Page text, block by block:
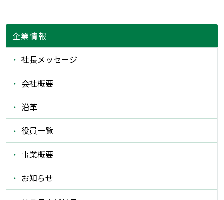
企業情報
社長メッセージ
会社概要
沿革
役員一覧
事業概要
お知らせ